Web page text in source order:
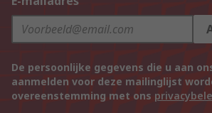
De persoonlijke gegevens die u aan
aanmelden voor deze mailinglijst
overeenstemming met ons